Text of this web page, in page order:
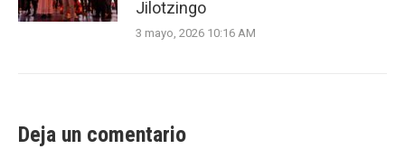
Jilotzingo
3 mayo, 2026 10:16 AM
Deja un comentario